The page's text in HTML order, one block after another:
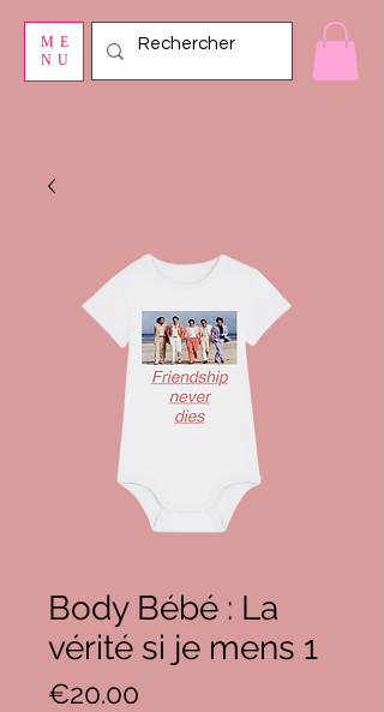
ME
NU
Body Bébé : La
vérité si je mens 1
€20.00